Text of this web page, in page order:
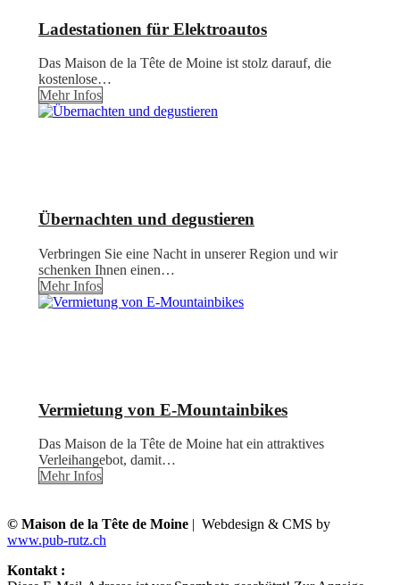
Ladestationen für Elektroautos
Das Maison de la Tête de Moine ist stolz darauf, die
kostenlose…
Mehr Infos
Übernachten und degustieren
Verbringen Sie eine Nacht in unserer Region und wir
schenken Ihnen einen…
Mehr Infos
Vermietung von E-Mountainbikes
Das Maison de la Tête de Moine hat ein attraktives
Verleihangebot, damit…
Mehr Infos
© Maison de la Tête de Moine | Webdesign & CMS by
www.pub-rutz.ch
Kontakt :